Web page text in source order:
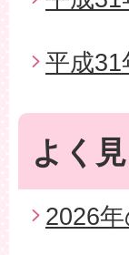
平成31
よく
2026